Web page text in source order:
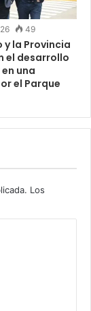
49
y la Provincia
el desarrollo
una
el Parque
Los